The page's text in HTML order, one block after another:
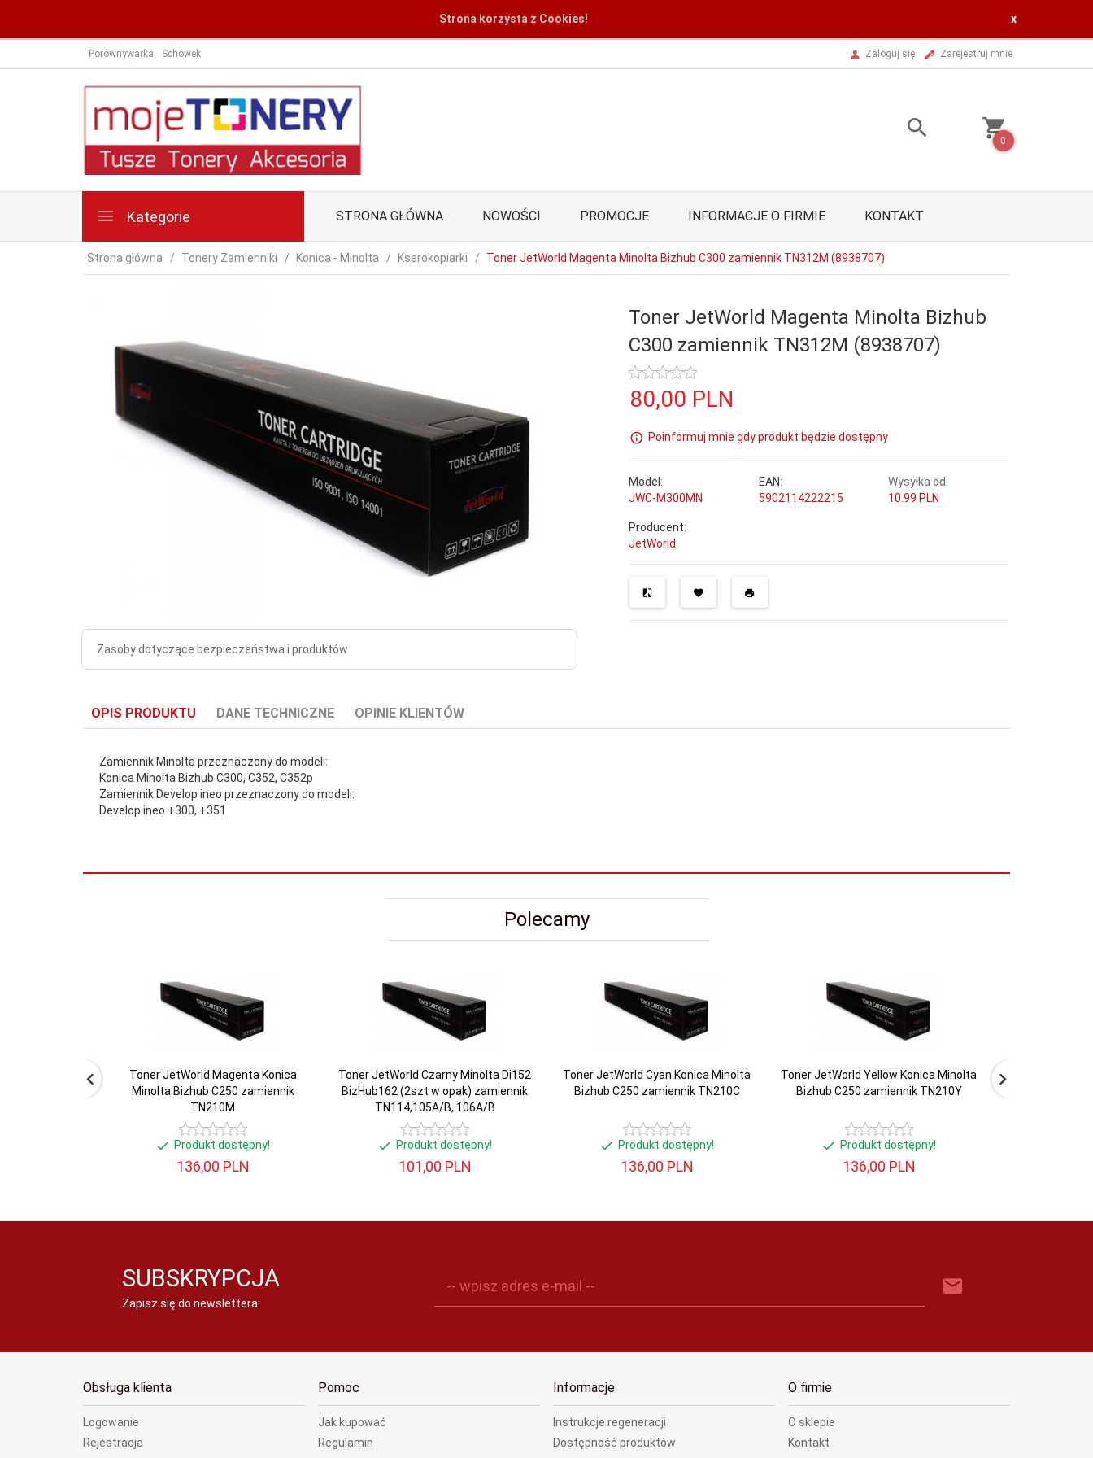
Strona korzysta z Cookies! x
Porównywarka Schowek Zaloguj się Zarejestruj mnie
0
Kategorie STRONA GŁÓWNA NOWOŚCI PROMOCJE INFORMACJE O FIRMIE KONTAKT
Strona główna Tonery Zamienniki Konica - Minolta Kserokopiarki Toner JetWorld Magenta Minolta Bizhub C300 zamiennik TN312M (8938707)
Zasoby dotyczące bezpieczeństwa i produktów
Toner JetWorld Magenta Minolta Bizhub
C300 zamiennik TN312M (8938707)
80,00 PLN
Poinformuj mnie gdy produkt będzie dostępny
Model:
JWC-M300MN
EAN:
5902114222215
Wysyłka od:
10.99 PLN
Producent:
JetWorld
OPIS PRODUKTU DANE TECHNICZNE OPINIE KLIENTÓW
Zamiennik Minolta przeznaczony do modeli:
Konica Minolta Bizhub C300, C352, C352p
Zamiennik Develop ineo przeznaczony do modeli:
Develop ineo +300, +351
Rodzaj: Kolorowa
Polecamy
Toner JetWorld Magenta Konica
Minolta Bizhub C250 zamiennik
TN210M
Produkt dostępny!
136,00 PLN
Toner JetWorld Czarny Minolta Di152
BizHub162 (2szt w opak) zamiennik
TN114,105A/B, 106A/B
Produkt dostępny!
101,00 PLN
Toner JetWorld Cyan Konica Minolta
Bizhub C250 zamiennik TN210C
Produkt dostępny!
136,00 PLN
Toner JetWorld Yellow Konica Minolta
Bizhub C250 zamiennik TN210Y
Produkt dostępny!
136,00 PLN
SUBSKRYPCJA
Zapisz się do newslettera:
-- wpisz adres e-mail --
Obsługa klienta
Logowanie
Rejestracja
Pomoc
Jak kupować
Regulamin
Informacje
Instrukcje regeneracji
Dostępność produktów
O firmie
O sklepie
Kontakt